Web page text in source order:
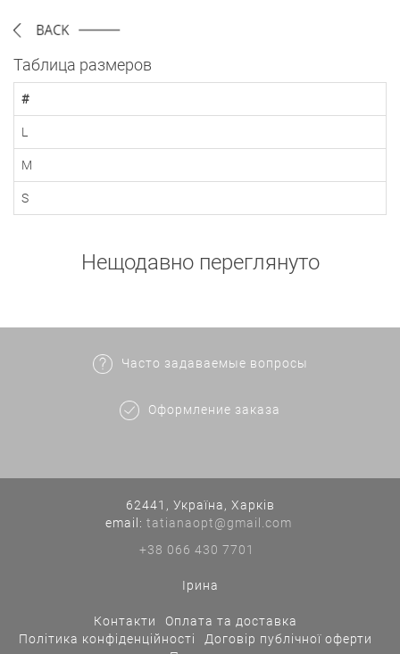
Таблица размеров
#
L
M
S
Нещодавно переглянуто
Часто задаваемые вопросы
Оформление заказа
62441, Україна, Харків
еmail: tatianaopt@gmail.com
+38 066 430 7701
Ірина
Контакти
Оплата та доставка
Політика конфіденційності
Договір публічної оферти